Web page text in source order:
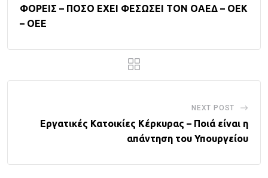
ΦΟΡΕΙΣ – ΠΟΣΟ ΕΧΕΙ ΦΕΣΩΣΕΙ ΤΟΝ ΟΑΕΔ – ΟΕΚ
– ΟΕΕ
NEXT POST
Εργατικές Κατοικίες Κέρκυρας – Ποιά είναι η
απάντηση του Υπουργείου